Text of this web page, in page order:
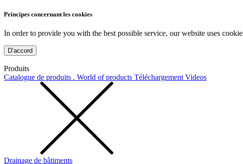
Principes concernant les cookies
In order to provide you with the best possible service, our website uses
D’accord
Produits
Catalogue de produits . World of products Téléchargement Videos
Drainage de bâtiments